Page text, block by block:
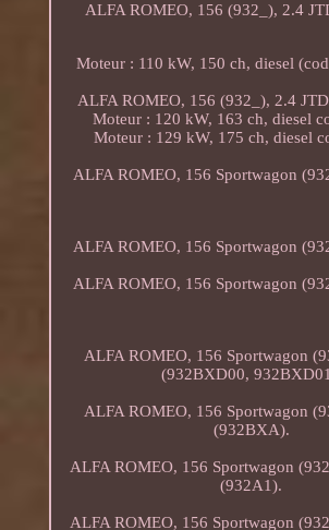
ALFA ROMEO, 156 (932_), 2.4
Moteur : 110 kW, 150 ch, diesel
ALFA ROMEO, 156 (932_), 2.4
Moteur : 120 kW, 163 ch, diesel
Moteur : 129 kW, 175 ch, diesel
ALFA ROMEO, 156 Sportwagon
ALFA ROMEO, 156 Sportwagon
ALFA ROMEO, 156 Sportwagon
ALFA ROMEO, 156 Sportwagon
(932BXD00,
ALFA ROMEO, 156 Sportwagon
(932BXA).
ALFA ROMEO, 156 Sportwagon
(932A1).
ALFA ROMEO, 156 Sportwagon